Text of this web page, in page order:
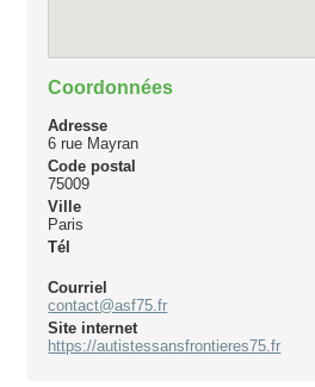
Coordonnées
Adresse
6 rue Mayran
Code postal
75009
Ville
Paris
Tél
Courriel
contact@asf75.fr
Site internet
https://autistessansfrontieres75.fr